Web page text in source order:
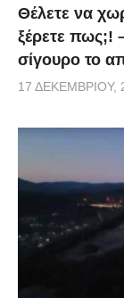
Θέλετε να
ξέρετε πως;!
σίγουρο το
17 ΔΕΚΕΜΒΡΊΟΥ,